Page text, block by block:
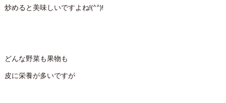
炒めると美味しいですよね!(^^)!
どんな野菜も果物も
皮に栄養が多いですが